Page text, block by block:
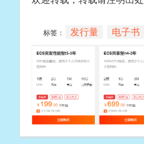
标签： 发行量 电子书